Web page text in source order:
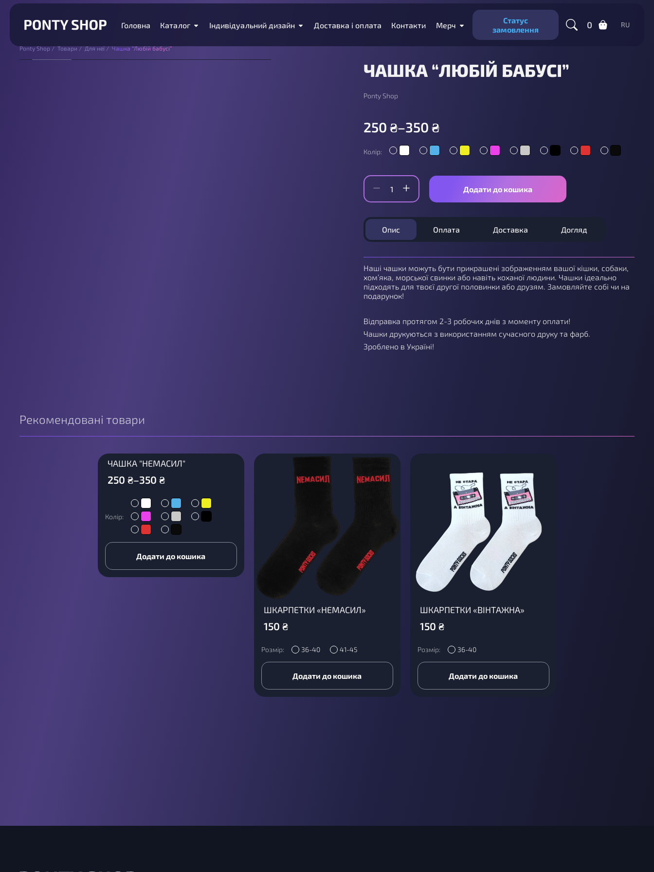
Головна Каталог Індивідуальний дизайн Доставка і оплата Контакти Мерч
Статус
замовлення
0 RU
Ponty Shop/Товари/Для неї/Чашка “Любій бабусі”
ЧАШКА “ЛЮБІЙ БАБУСІ”
Ponty Shop
250 ₴–350 ₴
Колір:
Додати до кошика
Опис Оплата Доставка Догляд
Наші чашки можуть бути прикрашені зображенням вашої кішки, собаки,
хом’яка, морської свинки або навіть коханої людини. Чашки ідеально
підходять для твоєї другої половинки або друзям. Замовляйте собі чи на
подарунок!
Відправка протягом 2-3 робочих днів з моменту оплати!
Чашки друкуються з використанням сучасного друку та фарб.
Зроблено в Україні!
Рекомендовані товари
ЧАШКА "НЕМАСИЛ"
250 ₴–350 ₴
Колір:
Додати до кошика
ШКАРПЕТКИ «НЕМАСИЛ»
150 ₴
Розмір: 36-40 41-45
Додати до кошика
ШКАРПЕТКИ «ВІНТАЖНА»
150 ₴
Розмір: 36-40
Додати до кошика